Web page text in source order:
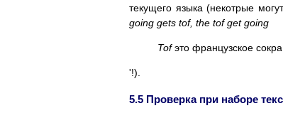
текущего языка (некотрые
going gets tof, the tof get going
Tofэто французское
'!).
5.5 Проверка при наборе